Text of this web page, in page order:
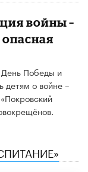
войны –
День Победы и
детям о войне –